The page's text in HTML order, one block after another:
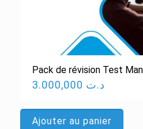
Pack de révision Test
د.ت
Ajouter au panier